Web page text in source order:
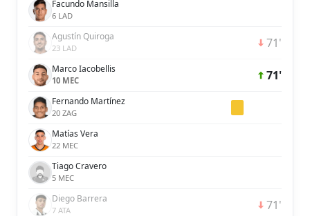
Facundo Mansilla
6 LAD
Agustín Quiroga
23 LAD 71'
Marco Iacobellis
10 MEC 71'
Fernando Martínez
20 ZAG
Matías Vera
22 MEC
Tiago Cravero
5 MEC
Diego Barrera
7 ATA 71'